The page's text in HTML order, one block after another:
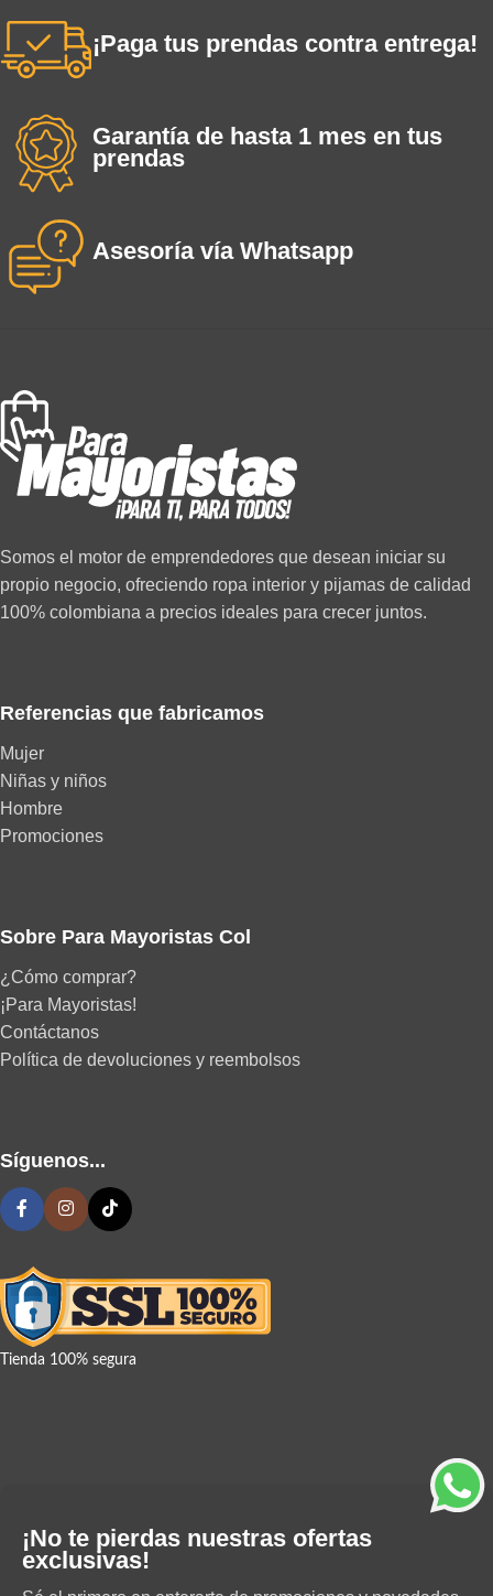
¡Paga tus prendas contra entrega!
Garantía de hasta 1 mes en tus
prendas
Asesoría vía Whatsapp
Somos el motor de emprendedores que desean iniciar su
propio negocio, ofreciendo ropa interior y pijamas de calidad
100% colombiana a precios ideales para crecer juntos.
Referencias que fabricamos
Mujer
Niñas y niños
Hombre
Promociones
Sobre Para Mayoristas Col
¿Cómo comprar?
¡Para Mayoristas!
Contáctanos
Política de devoluciones y reembolsos
Síguenos...
Tienda 100% segura
¡No te pierdas nuestras ofertas
exclusivas!